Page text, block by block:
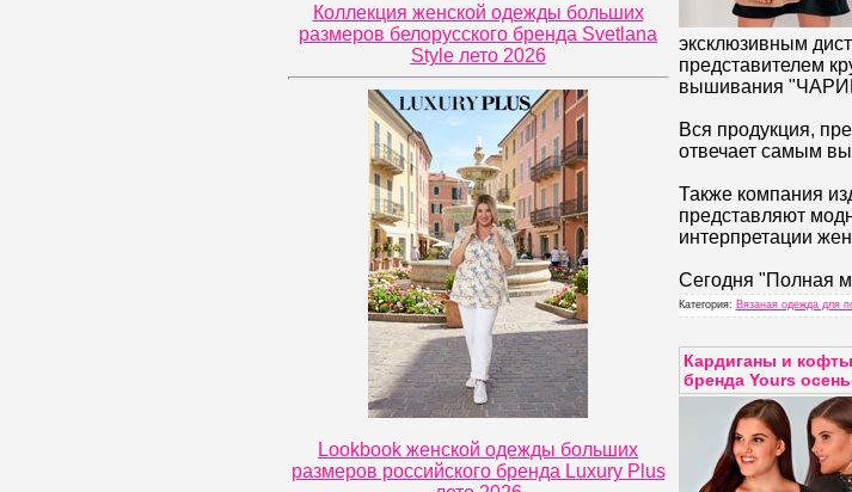
Коллекция женской одежды больших
размеров белорусского бренда Svetlana
Style лето 2026
Lookbook женской одежды больших
размеров российского бренда Luxury Plus
эксклюзивным
представителем
вышивания
Вся продукция,
отвечает самым
Также компания
представляют
интерпретации
Сегодня "Полная
Категория: Вязаная одежда для
Кардиганы и
бренда Yours